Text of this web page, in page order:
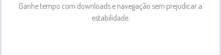
Ganhe tempo com downloads e navegação sem prejudicar a
estabilidade.